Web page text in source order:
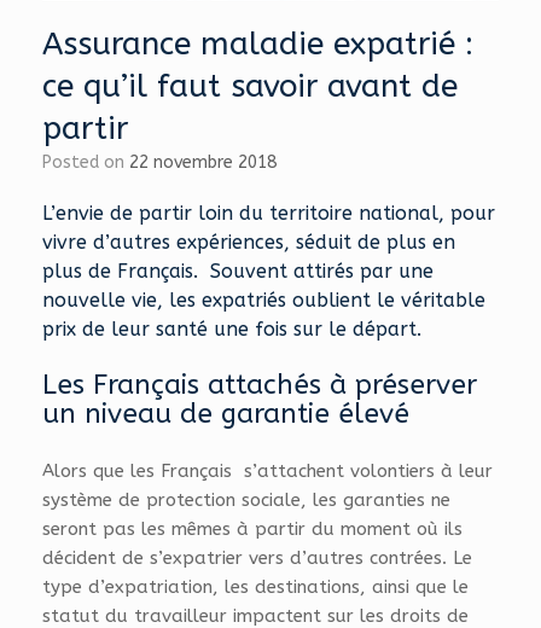
Assurance maladie expatrié :
ce qu’il faut savoir avant de
partir
Posted on 22 novembre 2018
L’envie de partir loin du territoire national, pour
vivre d’autres expériences, séduit de plus en
plus de Français. Souvent attirés par une
nouvelle vie, les expatriés oublient le véritable
prix de leur santé une fois sur le départ.
Les Français attachés à préserver
un niveau de garantie élevé
Alors que les Français s’attachent volontiers à leur
système de protection sociale, les garanties ne
seront pas les mêmes à partir du moment où ils
décident de s’expatrier vers d’autres contrées. Le
type d’expatriation, les destinations, ainsi que le
statut du travailleur impactent sur les droits de